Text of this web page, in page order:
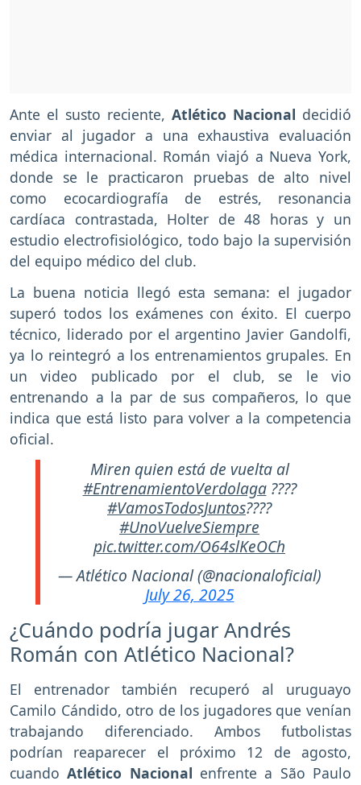
Ante el susto reciente, Atlético Nacional decidió
enviar al jugador a una exhaustiva evaluación
médica internacional. Román viajó a Nueva York,
donde se le practicaron pruebas de alto nivel
como ecocardiografía de estrés, resonancia
cardíaca contrastada, Holter de 48 horas y un
estudio electrofisiológico, todo bajo la supervisión
del equipo médico del club.
La buena noticia llegó esta semana: el jugador
superó todos los exámenes con éxito. El cuerpo
técnico, liderado por el argentino Javier Gandolfi,
ya lo reintegró a los entrenamientos grupales. En
un video publicado por el club, se le vio
entrenando a la par de sus compañeros, lo que
indica que está listo para volver a la competencia
oficial.
Miren quien está de vuelta al
#EntrenamientoVerdolaga????
#VamosTodosJuntos????
#UnoVuelveSiempre
pic.twitter.com/O64slKeOCh
— Atlético Nacional (@nacionaloficial)
July 26, 2025
¿Cuándo podría jugar Andrés
Román con Atlético Nacional?
El entrenador también recuperó al uruguayo
Camilo Cándido, otro de los jugadores que venían
trabajando diferenciado. Ambos futbolistas
podrían reaparecer el próximo 12 de agosto,
cuandoAtlético Nacional enfrente a São Paulo